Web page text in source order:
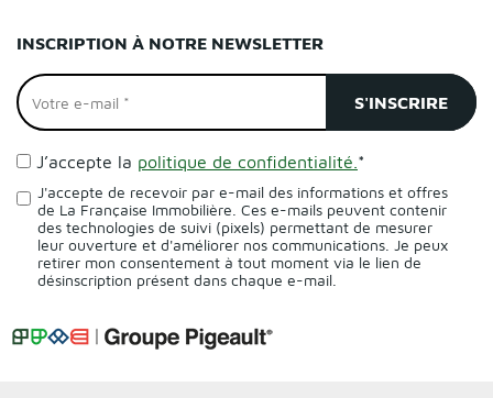
INSCRIPTION À NOTRE NEWSLETTER
J’accepte la politique de confidentialité. *
J'accepte de recevoir par e-mail des informations et offres
de La Française Immobilière. Ces e-mails peuvent contenir
des technologies de suivi (pixels) permettant de mesurer
leur ouverture et d'améliorer nos communications. Je peux
retirer mon consentement à tout moment via le lien de
désinscription présent dans chaque e-mail.